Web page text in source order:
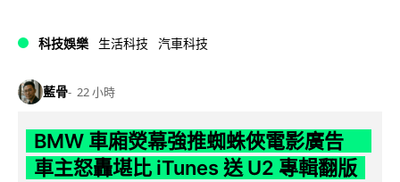
科技娛樂 生活科技 汽車科技
藍骨 22 小時
BMW 車廂熒幕強推蜘蛛俠電影廣告
車主怒轟堪比 iTunes 送 U2 專輯翻版